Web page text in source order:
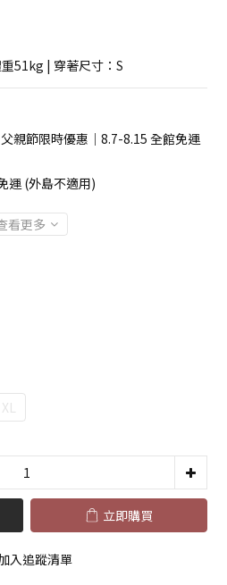
51kg | 穿著尺寸：S
親節限時優惠｜8.7-8.15 全館免運
運 (外島不適用)
看更多
XL
立即購買
入追蹤清單